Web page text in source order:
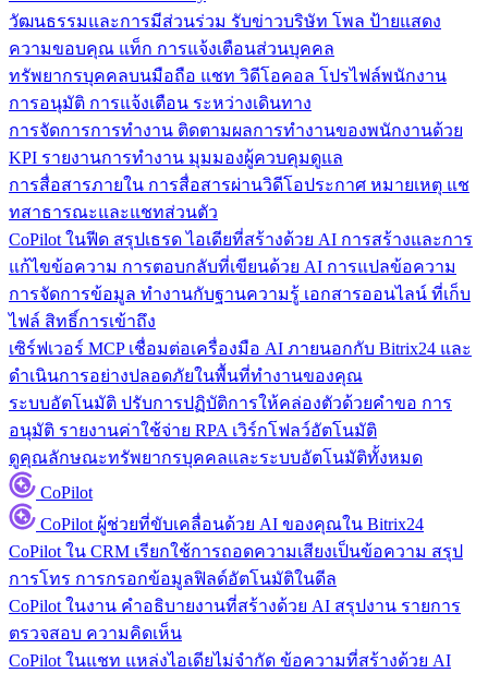
วัฒนธรรมและการมีส่วนร่วม รับข่าวบริษัท โพล ป้ายแสดง
ความขอบคุณ แท็ก การแจ้งเตือนส่วนบุคคล
ทรัพยากรบุคคลบนมือถือ แชท วิดีโอคอล โปรไฟล์พนักงาน
การอนุมัติ การแจ้งเตือน ระหว่างเดินทาง
การจัดการการทำงาน ติดตามผลการทำงานของพนักงานด้วย
KPI รายงานการทำงาน มุมมองผู้ควบคุมดูแล
การสื่อสารภายใน การสื่อสารผ่านวิดีโอประกาศ หมายเหตุ แช
ทสาธารณะและแชทส่วนตัว
CoPilot ในฟีด สรุปเธรด ไอเดียที่สร้างด้วย AI การสร้างและการ
แก้ไขข้อความ การตอบกลับที่เขียนด้วย AI การแปลข้อความ
การจัดการข้อมูล ทำงานกับฐานความรู้ เอกสารออนไลน์ ที่เก็บ
ไฟล์ สิทธิ์การเข้าถึง
เซิร์ฟเวอร์ MCP เชื่อมต่อเครื่องมือ AI ภายนอกกับ Bitrix24 และ
ดำเนินการอย่างปลอดภัยในพื้นที่ทำงานของคุณ
ระบบอัตโนมัติ ปรับการปฏิบัติการให้คล่องตัวด้วยคำขอ การ
อนุมัติ รายงานค่าใช้จ่าย RPA เวิร์กโฟลว์อัตโนมัติ
ดูคุณลักษณะทรัพยากรบุคคลและระบบอัตโนมัติทั้งหมด
CoPilot
CoPilot ผู้ช่วยที่ขับเคลื่อนด้วย AI ของคุณใน Bitrix24
CoPilot ใน CRM เรียกใช้การถอดความเสียงเป็นข้อความ สรุป
การโทร การกรอกข้อมูลฟิลด์อัตโนมัติในดีล
CoPilot ในงาน คำอธิบายงานที่สร้างด้วย AI สรุปงาน รายการ
ตรวจสอบ ความคิดเห็น
CoPilot ในแชท แหล่งไอเดียไม่จำกัด ข้อความที่สร้างด้วย AI